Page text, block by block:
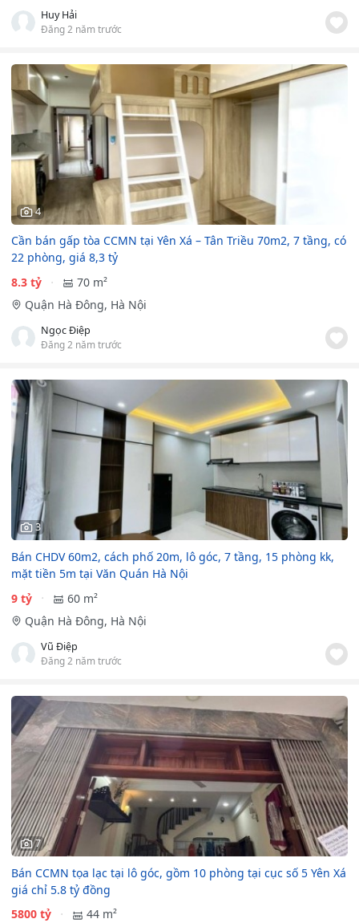
Huy Hải
Đăng 2 năm trước
4
Cần bán gấp tòa CCMN tại Yên Xá – Tân Triều 70m2, 7 tầng, có
22 phòng, giá 8,3 tỷ
8.3 tỷ
70 m²
Quận Hà Đông, Hà Nội
Ngọc Điệp
Đăng 2 năm trước
3
Bán CHDV 60m2, cách phố 20m, lô góc, 7 tầng, 15 phòng kk,
mặt tiền 5m tại Văn Quán Hà Nội
9 tỷ
60 m²
Quận Hà Đông, Hà Nội
Vũ Điệp
Đăng 2 năm trước
7
Bán CCMN tọa lạc tại lô góc, gồm 10 phòng tại cục số 5 Yên Xá
giá chỉ 5.8 tỷ đồng
5800 tỷ
44 m²